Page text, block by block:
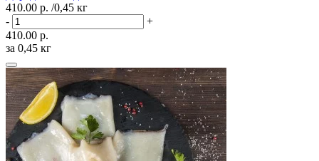
410.00 р. /0,45 кг
-
+
410.00 р.
за 0,45 кг